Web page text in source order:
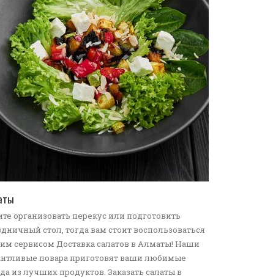
организовать перекус или подготовить
стол, тогда вам стоит воспользоваться
сервисом Доставка салатов в Алматы! Наши
повара приготовят ваши любимые
из лучших продуктов. Заказать салаты в